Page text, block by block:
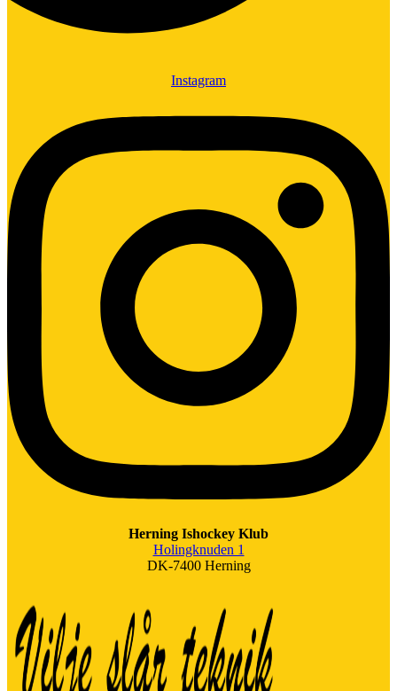
Instagram
Herning Ishockey Klub
Holingknuden 1
DK-7400 Herning